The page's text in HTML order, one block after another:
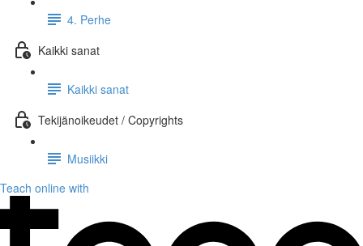
4. Perhe
Kaikki sanat
Kaikki sanat
Tekijänoikeudet / Copyrights
Musiikki
Teach online with